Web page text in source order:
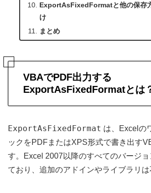
ExportAsFixedFormatと他の保存
け
まとめ
VBAでPDF出力する
ExportAsFixedFormatとは
ExportAsFixedFormat は、Excelの
ックをPDFまたはXPS形式で書き出す
す。Excel 2007以降のすべてのバージ
ており、追加のアドインやライブラリは